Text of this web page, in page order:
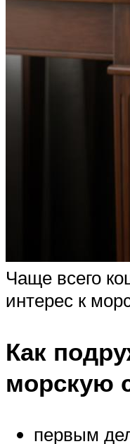
Чаще всего
интерес к
Как
морскую
первым